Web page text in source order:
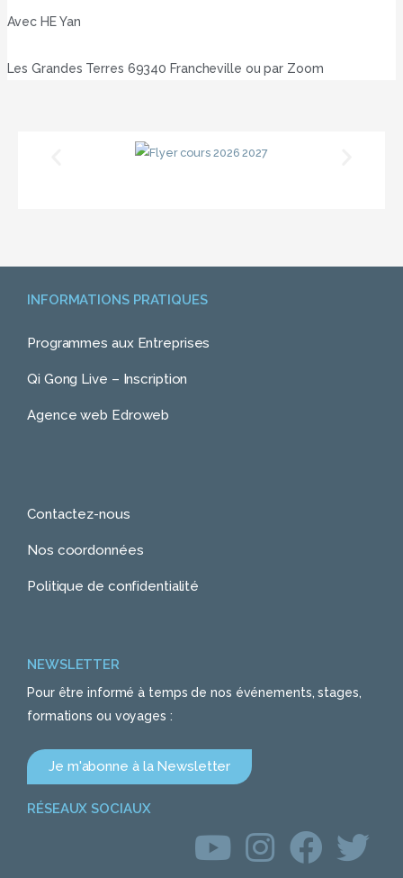
Avec HE Yan
Les Grandes Terres 69340 Francheville ou par Zoom
INFORMATIONS PRATIQUES
Programmes aux Entreprises
Qi Gong Live – Inscription
Agence web Edroweb
Contactez-nous
Nos coordonnées
Politique de confidentialité
NEWSLETTER
Pour être informé à temps de nos événements, stages,
formations ou voyages :
Je m'abonne à la Newsletter
RÉSEAUX SOCIAUX